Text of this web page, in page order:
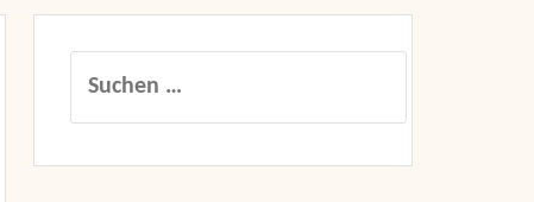
Suchen